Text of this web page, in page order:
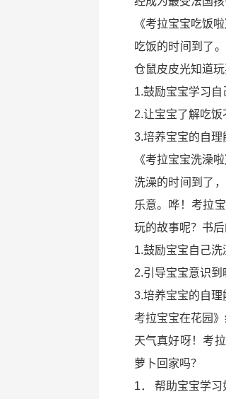
《考拉宝宝吃饭
吃饭的时间到了
仓鼠皮皮光知道玩
1.鼓励宝宝学习自
2.让宝宝了解吃饭
3.培养宝宝的自理
《考拉宝宝洗澡
洗澡的时间到了
乐意。哗！考拉
玩的故事呢？书后
1.鼓励宝宝自己洗
2.引导宝宝意识
3.培养宝宝的自理
考拉宝宝在花园
天气真好呀！考
萝卜回家吗？
1． 帮助宝宝学